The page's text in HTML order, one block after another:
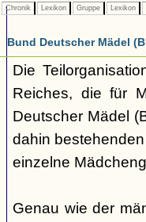
Chronik Lexikon Gruppe Lexikon
Bund Deutscher Mädel
Die
Reiches, die für
Deutscher Mädel
dahin
einzelne
Genau wie der